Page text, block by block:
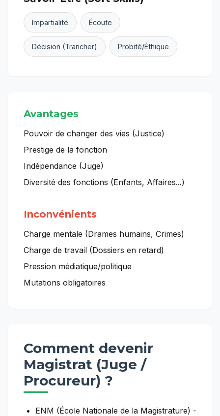
Impartialité Écoute
Décision (Trancher) Probité/Éthique
Avantages
Pouvoir de changer des vies (Justice)
Prestige de la fonction
Indépendance (Juge)
Diversité des fonctions (Enfants, Affaires...)
Inconvénients
Charge mentale (Drames humains, Crimes)
Charge de travail (Dossiers en retard)
Pression médiatique/politique
Mutations obligatoires
Comment devenir
Magistrat (Juge /
Procureur) ?
ENM (École Nationale de la Magistrature) -